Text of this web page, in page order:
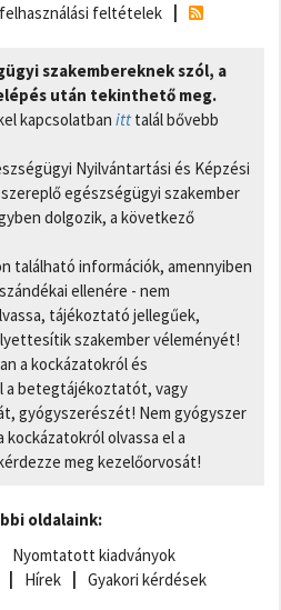
feltételek
szakembereknek szól, a
után tekinthető meg.
kapcsolatban itt talál bővebb
Nyilvántartási és Képzési
egészségügyi szakember
dolgozik, a következő
található információk, amennyiben
ellenére - nem
tájékoztató jellegűek,
szakember véleményét!
a kockázatokról és
a betegtájékoztatót, vagy
gyógyszerészét! Nem gyógyszer
olvassa el a
meg kezelőorvosát!
oldalaink:
Nyomtatott kiadványok
Hírek Gyakori kérdések